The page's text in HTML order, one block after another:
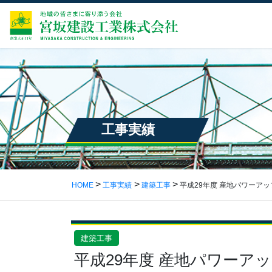
工事実績
HOME 工事実績 建築工事 平成29年度 産地パワーア
建築工事
平成29年度 産地パワーア